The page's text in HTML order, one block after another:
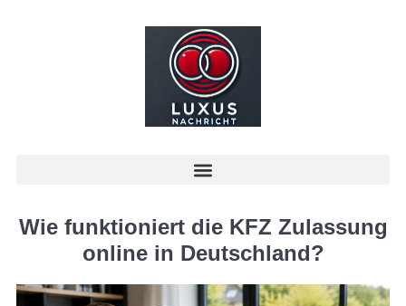
Wie funktioniert die KFZ Zulassung
online in Deutschland?